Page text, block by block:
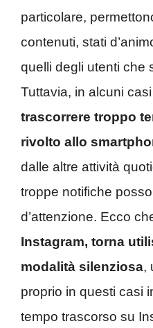
particolare,
contenuti, stati
quelli degli utenti che
Tuttavia, in alcuni
trascorrere troppo
rivolto allo
dalle altre attività
troppe notifiche
d’attenzione. Ecco
Instagram, torna
modalità silenziosa,
proprio in questi casi
tempo trascorso su